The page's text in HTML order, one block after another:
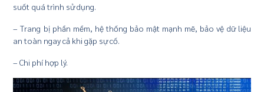
suốt quá trình sử dụng.
– Trang bị phần mềm, hệ thống bảo mật mạnh mẽ, bảo vệ dữ liệu
an toàn ngay cả khi gặp sự cố.
– Chi phí hợp lý.